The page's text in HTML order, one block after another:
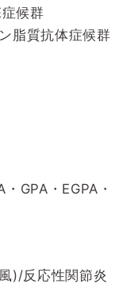
候群
脂質抗体症候群
GPA・EGPA・
)/反応性関節炎